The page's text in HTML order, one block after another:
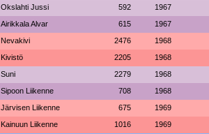
Okslahti Jussi 592 1967
Airikkala Alvar 615 1967
Nevakivi 2476 1968
Kivistö 2205 1968
Suni 2279 1968
Sipoon Liikenne 708 1968
Järvisen Liikenne 675 1969
Kainuun Liikenne 1016 1969